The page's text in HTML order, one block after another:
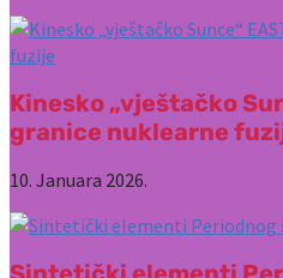
Kinesko „vještačko
granice nuklearne
10. Januara 2026.